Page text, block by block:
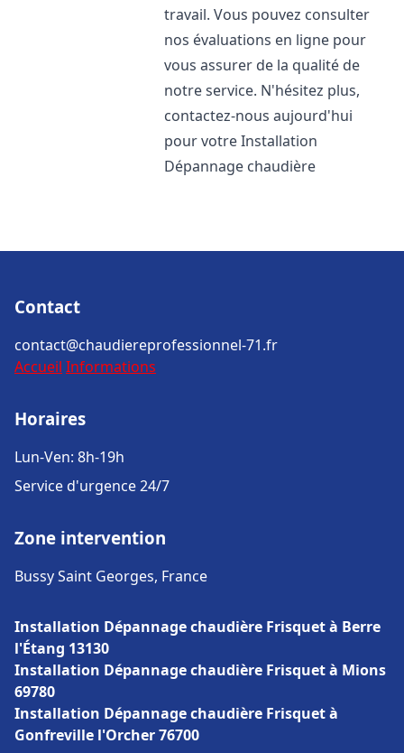
travail. Vous pouvez consulter
nos évaluations en ligne pour
vous assurer de la qualité de
notre service. N'hésitez plus,
contactez-nous aujourd'hui
pour votre Installation
Dépannage chaudière
Contact
contact@chaudiereprofessionnel-71.fr
Accueil Informations
Horaires
Lun-Ven: 8h-19h
Service d'urgence 24/7
Zone intervention
Bussy Saint Georges, France
Installation Dépannage chaudière Frisquet à Berre
l'Étang 13130
Installation Dépannage chaudière Frisquet à Mions
69780
Installation Dépannage chaudière Frisquet à
Gonfreville l'Orcher 76700